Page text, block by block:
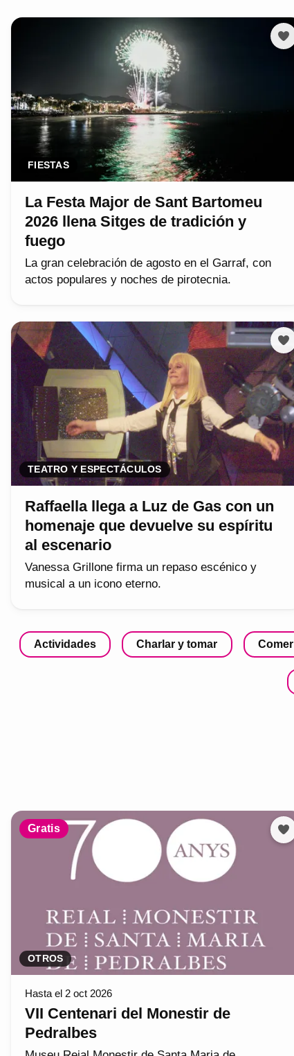
FIESTAS
La Festa Major de Sant Bartomeu
2026 llena Sitges de tradición y
fuego
La gran celebración de agosto en el Garraf, con
actos populares y noches de pirotecnia.
TEATRO Y ESPECTÁCULOS
Raffaella llega a Luz de Gas con un
homenaje que devuelve su espíritu
al escenario
Vanessa Grillone firma un repaso escénico y
musical a un icono eterno.
Actividades Charlar y tomar Comer
Gratis
OTROS
Hasta el 2 oct 2026
VII Centenari del Monestir de
Pedralbes